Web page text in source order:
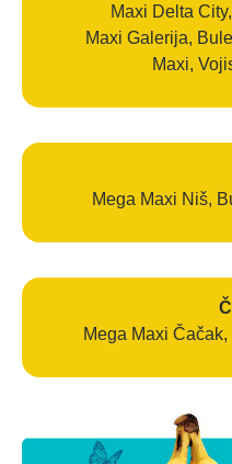
Maxi Delta
Maxi Galerija,
Maxi,
Mega Maxi Niš,
Mega Maxi